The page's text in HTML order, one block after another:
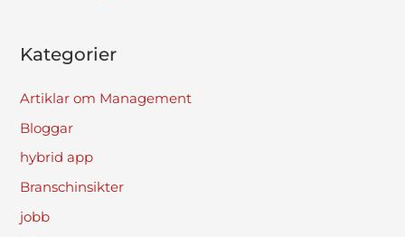
Kategorier
Artiklar om Management
Bloggar
hybrid app
Branschinsikter
jobb